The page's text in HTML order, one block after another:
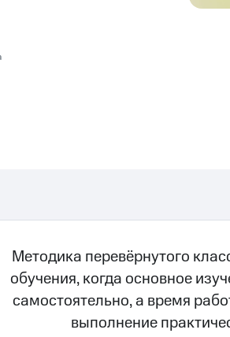
Методика перевёрнутого
обучения, когда основное
самостоятельно, а время
выполнение